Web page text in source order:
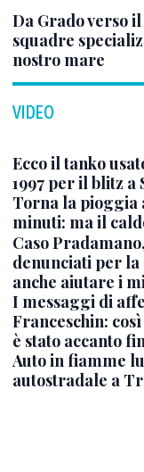
Da Grado verso
squadre
nostro mare
VIDEO
Ecco il tanko
1997 per il blitz a
Torna la pioggia
minuti: ma il
Caso
denunciati per
anche aiutare i
I messaggi di
Franceschin:
è stato accanto
Auto in fiamme
autostradale a